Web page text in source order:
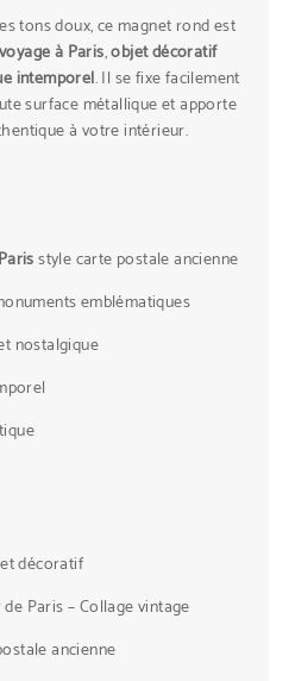
tons doux, ce magnet rond est
à Paris,objet décoratif
intemporel. Il se fixe facilement
surface métallique et apporte
à votre intérieur.
style carte postale ancienne
emblématiques
nostalgique
décoratif
Paris – Collage vintage
ancienne